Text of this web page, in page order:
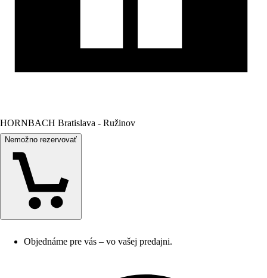
HORNBACH Bratislava - Ružinov
Nemožno rezervovať
Objednáme pre vás – vo vašej predajni.